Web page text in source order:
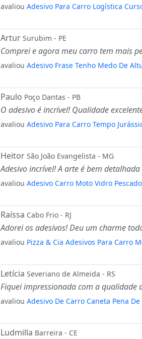
avaliou Adesivo Para Carro Logística
Artur Surubim - PE
Comprei e agora meu carro tem mais
avaliou Adesivo Frase Tenho Medo De
Paulo Poço Dantas - PB
O adesivo é incrível! Qualidade
avaliou Adesivo Para Carro Tempo
Heitor São João Evangelista - MG
Adesivo incrível! A arte é bem
avaliou Adesivo Carro Moto Vidro
Raíssa Cabo Frio - RJ
Adorei os adesivos! Deu um charme
avaliou Pizza & Cia Adesivos Para Carro
Letícia Severiano de Almeida - RS
Fiquei impressionada com a qualidade
avaliou Adesivo De Carro Caneta Pena
Ludmilla Barreira - CE